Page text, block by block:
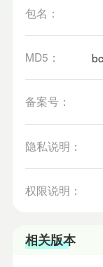
包名：
MD5：
备案号：
隐私说明：
权限说明：
相关版本